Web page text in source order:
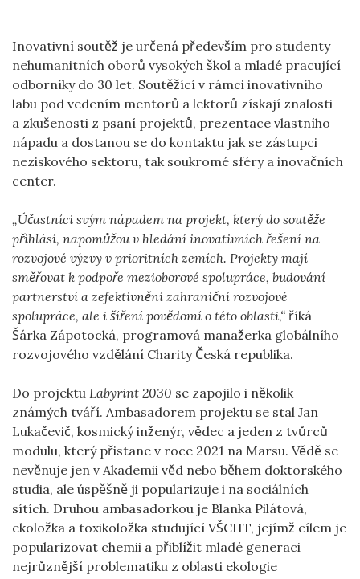
Inovativní soutěž je určená především pro studenty
nehumanitních oborů vysokých škol a mladé pracující
odborníky do 30 let. Soutěžící v rámci inovativního
labu pod vedením mentorů a lektorů získají znalosti
a zkušenosti z psaní projektů, prezentace vlastního
nápadu a dostanou se do kontaktu jak se zástupci
neziskového sektoru, tak soukromé sféry a inovačních
center.
„Účastníci svým nápadem na projekt, který do soutěže
přihlásí, napomůžou v hledání inovativních řešení na
rozvojové výzvy v prioritních zemích. Projekty mají
směřovat k podpoře mezioborové spolupráce, budování
partnerství a zefektivnění zahraniční rozvojové
spolupráce, ale i šíření povědomí o této oblasti,“ říká
Šárka Zápotocká, programová manažerka globálního
rozvojového vzdělání Charity Česká republika.
Do projektu Labyrint 2030 se zapojilo i několik
známých tváří. Ambasadorem projektu se stal Jan
Lukačevič, kosmický inženýr, vědec a jeden z tvůrců
modulu, který přistane v roce 2021 na Marsu. Vědě se
nevěnuje jen v Akademii věd nebo během doktorského
studia, ale úspěšně ji popularizuje i na sociálních
sítích. Druhou ambasadorkou je Blanka Pilátová,
ekoložka a toxikoložka studující VŠCHT, jejímž cílem je
popularizovat chemii a přiblížit mladé generaci
nejrůznější problematiku z oblasti ekologie